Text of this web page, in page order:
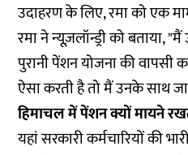
उदाहरण के लिए, रमा को एक
रमा ने न्यूज़लॉन्ड्री को बताया,
पुरानी पेंशन योजना की वापसी
ऐसा करती है तो मैं उनके साथ
हिमाचल में पेंशन क्यों मायने
यहां सरकारी कर्मचारियों की